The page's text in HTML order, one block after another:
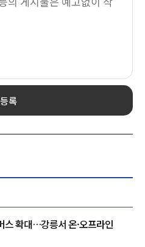
등록
스 확대…강릉서 온·오프라인